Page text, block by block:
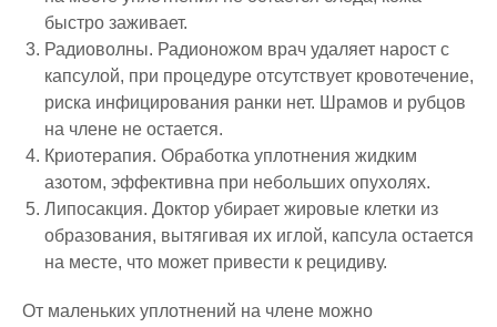
быстро заживает.
Радиоволны. Радионожом врач удаляет нарост с
капсулой, при процедуре отсутствует кровотечение,
риска инфицирования ранки нет. Шрамов и рубцов
на члене не остается.
Криотерапия. Обработка уплотнения жидким
азотом, эффективна при небольших опухолях.
Липосакция. Доктор убирает жировые клетки из
образования, вытягивая их иглой, капсула остается
на месте, что может привести к рецидиву.
От маленьких уплотнений на члене можно